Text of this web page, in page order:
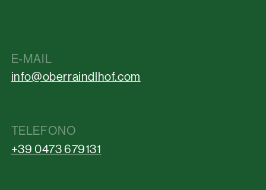
E-MAIL
info@oberraindlhof.com
TELEFONO
+39 0473 679131